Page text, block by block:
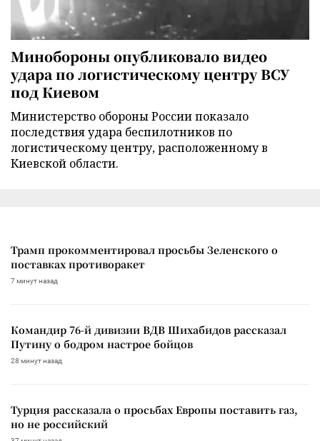
Минобороны опубликовало видео
удара по логистическому центру ВСУ
под Киевом
Министерство обороны России показало
последствия удара беспилотников по
логистическому центру, расположенному в
Киевской области.
Трамп прокомментировал просьбы Зеленского о
поставках противоракет
7 минут назад
Командир 76-й дивизии ВДВ Шихабидов рассказал
Путину о бодром настрое бойцов
28 минут назад
Турция рассказала о просьбах Европы поставить газ,
но не российский